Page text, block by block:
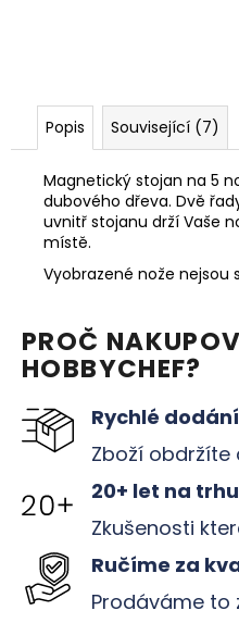
Popis Související (7)
Magnetický stojan na 5
dubového dřeva. Dvě
uvnitř stojanu drží Vaše
místě.
Vyobrazené nože nejsou
PROČ
HOBBYCHEF?
Rychlé dodání
Zboží obdržíte
20+ let na trhu
Zkušenosti
Ručíme za
Prodáváme to